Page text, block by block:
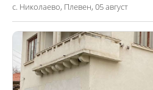
с. Николаево, Плевен, 05 август